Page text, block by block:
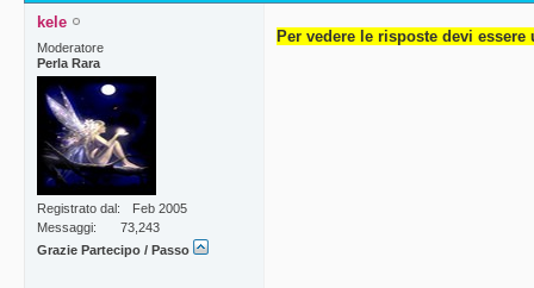
kele
Moderatore
Perla Rara
Registrato dal
Feb 2005
Messaggi
73,243
Grazie Partecipo / Passo
Per vedere le risposte devi